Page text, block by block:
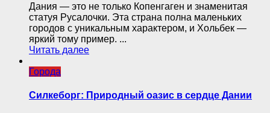
Дания — это не только Копенгаген и знаменитая
статуя Русалочки. Эта страна полна маленьких
городов с уникальным характером, и Хольбек —
яркий тому пример. ...
Читать далее
Города
Силкеборг: Природный оазис в сердце Дании